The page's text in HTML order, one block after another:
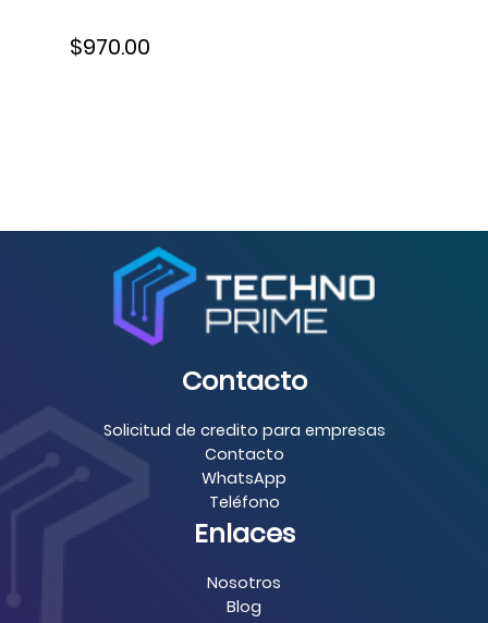
$970.00
Contacto
Solicitud de credito para empresas
Contacto
WhatsApp
Teléfono
Enlaces
Nosotros
Blog